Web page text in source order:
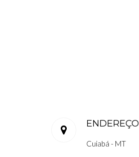
ENDEREÇO
Cuiabá - MT